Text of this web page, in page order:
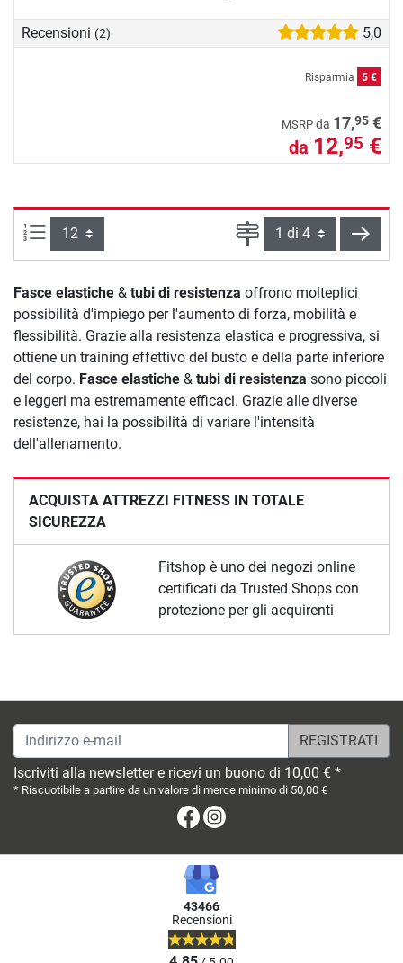
Recensioni (2) 5,0
Risparmia 5 €
MSRP da 17,95 €
da 12,95 €
Articoli per pagina: Pagina
ACQUISTA ATTREZZI FITNESS IN TOTALE
SICUREZZA
Fitshop è uno dei negozi online
certificati da Trusted Shops con
protezione per gli acquirenti
Fasce elastiche & tubi di resistenza offrono molteplici
possibilità d'impiego per l'aumento di forza, mobilità e
flessibilità. Grazie alla resistenza elastica e progressiva, si
ottiene un training effettivo del busto e della parte inferiore
del corpo. Fasce elastiche & tubi di resistenza sono piccoli
e leggeri ma estremamente efficaci. Grazie alle diverse
resistenze, hai la possibilità di variare l'intensità
dell'allenamento.
Indirizzo e-mail
Iscriviti alla newsletter e ricevi un buono di 10,00 € *
* Riscuotibile a partire da un valore di merce minimo di 50,00 €
Facebook
43466
Recensioni